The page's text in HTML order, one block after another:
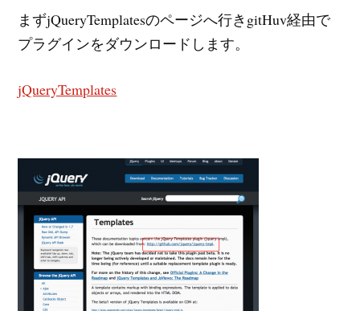
まずjQueryTemplatesのページへ行きgitHuv経由で
プラグインをダウンロードします。
jQueryTemplates